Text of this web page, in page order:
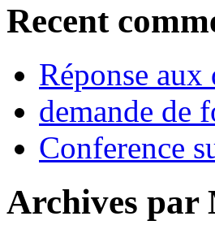
Recent
Réponse aux
demande de
Conference
Archives par